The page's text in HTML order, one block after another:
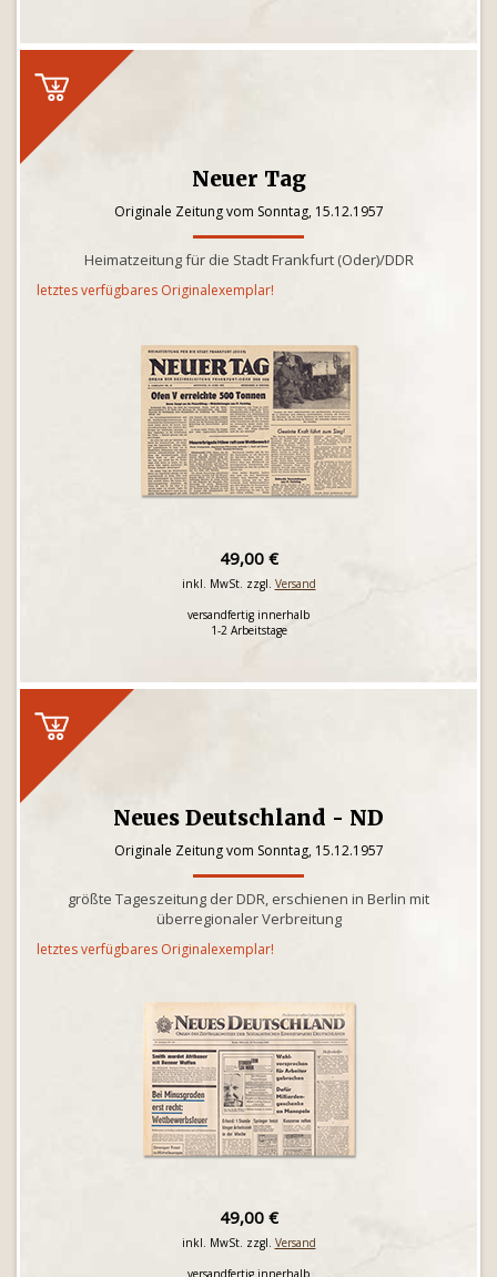
Neuer Tag
Originale Zeitung vom Sonntag, 15.12.1957
Heimatzeitung für die Stadt Frankfurt (Oder)/DDR
letztes verfügbares Originalexemplar!
49,00 €
inkl. MwSt. zzgl. Versand
versandfertig innerhalb
1-2 Arbeitstage
Neues Deutschland - ND
Originale Zeitung vom Sonntag, 15.12.1957
größte Tageszeitung der DDR, erschienen in Berlin mit
überregionaler Verbreitung
letztes verfügbares Originalexemplar!
49,00 €
inkl. MwSt. zzgl. Versand
versandfertig innerhalb